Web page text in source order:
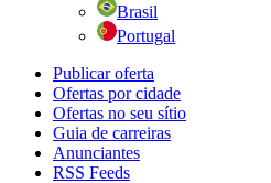
Brasil
Portugal
Publicar oferta
Ofertas por cidade
Ofertas no seu sítio
Guia de carreiras
Anunciantes
RSS Feeds